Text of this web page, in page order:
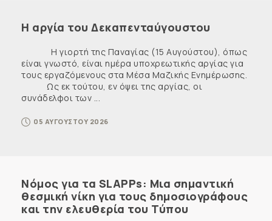
Η αργία του Δεκαπενταύγουστου
Η γιορτή της Παναγίας (15 Αυγούστου), όπως
είναι γνωστό, είναι ημέρα υποχρεωτικής αργίας για
τους εργαζόμενους στα Μέσα Μαζικής Ενημέρωσης.
Ως εκ τούτου, εν όψει της αργίας, οι
συνάδελφοι των ...
05 ΑΥΓΟΥΣΤΟΥ 2026
Νόμος για τα SLAPPs: Μια σημαντική
θεσμική νίκη για τους δημοσιογράφους
και την ελευθερία του Τύπου